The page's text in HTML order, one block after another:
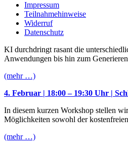
Impressum
Teilnahmehinweise
Widerruf
Datenschutz
KI durchdringt rasant die
Anwendungen bis hin zum
(mehr …)
4. Februar | 18:00 – 19:30 Uhr |
In diesem kurzen Workshop stellen
Möglichkeiten sowohl der
(mehr …)